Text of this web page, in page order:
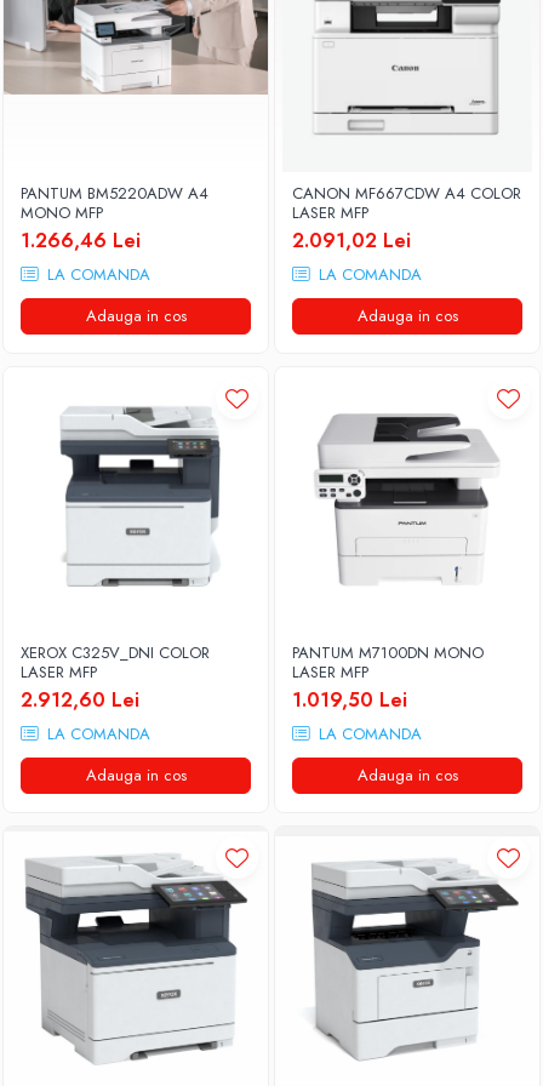
Stabilizatoare de tensiune
Periferice
Periferice PC
Mouse
UPS-uri
Accesorii UPS-uri
Statii GRAFICE
Statii GRAFICE NOI
Imprimante&Consumabile
Tonere
Accesorii Printing
Imprimante de format mare
Imprimante Inkjet
Imprimante laser
Multifunctionale Inkjet
Multifunctionale laser
Retelistica
Accesorii switch-uri
Switch-uri
Adaptoare PowerLAN
Alte accesorii retea
Access Points & Range Extendere
PANTUM BM5220ADW A4
MONO MFP
1.266,46 Lei
LA COMANDA
Adauga in cos
CANON MF667CDW A4 COLOR
LASER MFP
2.091,02 Lei
LA COMANDA
Adauga in cos
XEROX C325V_DNI COLOR
LASER MFP
2.912,60 Lei
LA COMANDA
Adauga in cos
PANTUM M7100DN MONO
LASER MFP
1.019,50 Lei
LA COMANDA
Adauga in cos